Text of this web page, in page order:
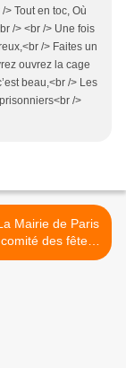
Tout en toc, Où
/> <br /> Une fois
/> Faites un
ouvrez la cage
beau,<br /> Les
/>
Mairie de Paris
des fêtes
pour ses personnels ! >